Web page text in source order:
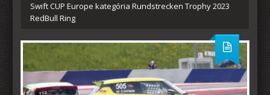
Swift CUP Europe kategória Rundstrecken Trophy 2023
RedBull Ring